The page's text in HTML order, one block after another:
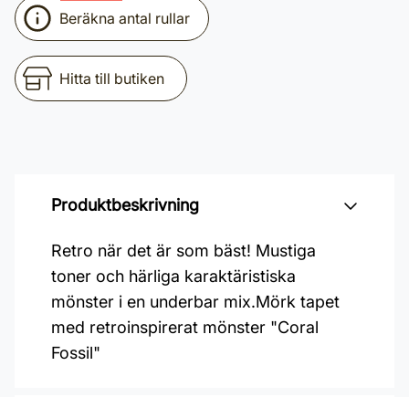
Beräkna antal rullar
Hitta till butiken
Produktbeskrivning
Retro när det är som bäst! Mustiga
toner och härliga karaktäristiska
mönster i en underbar mix.Mörk tapet
med retroinspirerat mönster "Coral
Fossil"